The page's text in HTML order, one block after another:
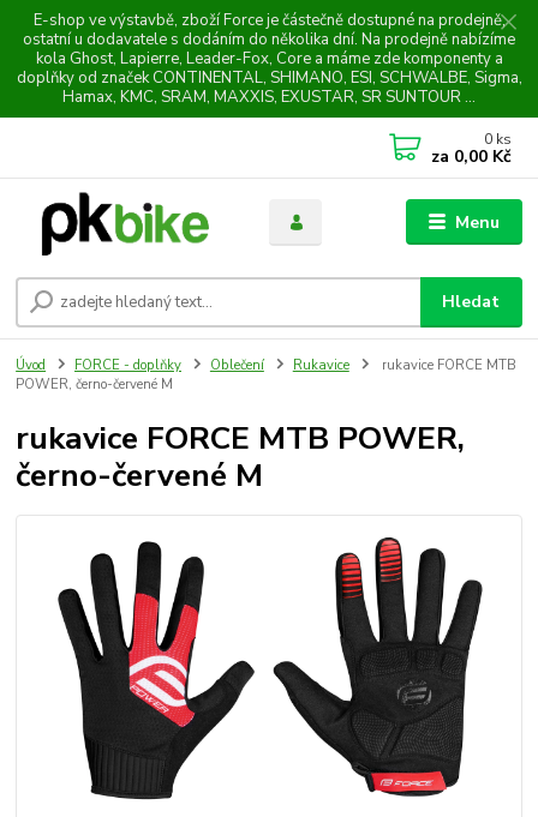
E-shop ve výstavbě, zboží Force je částečně dostupné na prodejně,
ostatní u dodavatele s dodáním do několika dní. Na prodejně nabízíme
kola Ghost, Lapierre, Leader-Fox, Core a máme zde komponenty a
doplňky od značek CONTINENTAL, SHIMANO, ESI, SCHWALBE, Sigma,
Hamax, KMC, SRAM, MAXXIS, EXUSTAR, SR SUNTOUR ...
Menu
Hledat
0 ks
za 0,00 Kč
Úvod FORCE - doplňky Oblečení Rukavice
rukavice FORCE MTB
POWER, černo-červené M
rukavice FORCE MTB POWER,
černo-červené M